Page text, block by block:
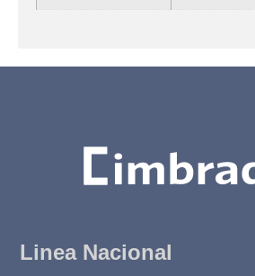
Linea Nacional